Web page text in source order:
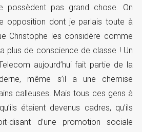
possèdent pas grand chose. On
opposition dont je parlais toute à
Christophe les considère comme
plus de conscience de classe ! Un
aujourd’hui fait partie de la
même s’il a une chemise
calleuses. Mais tous ces gens à
étaient devenus cadres, qu’ils
disant d’une promotion sociale